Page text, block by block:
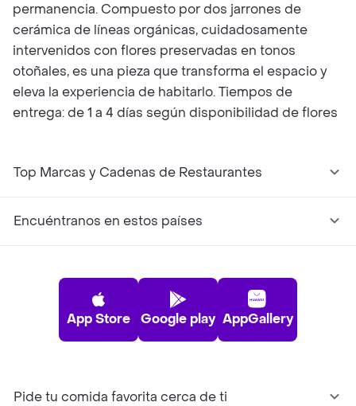
permanencia. Compuesto por dos jarrones de
cerámica de líneas orgánicas, cuidadosamente
intervenidos con flores preservadas en tonos
otoñales, es una pieza que transforma el espacio y
eleva la experiencia de habitarlo. Tiempos de
entrega: de 1 a 4 días según disponibilidad de flores
Top Marcas y Cadenas de Restaurantes
Encuéntranos en estos países
App Store Google play AppGallery
Pide tu comida favorita cerca de ti